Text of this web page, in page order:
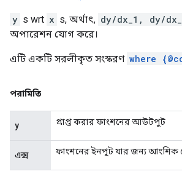
y s wrt x s, অর্থাৎ, dy/dx_1, dy/
অপারেশন যোগ করে।
এটি একটি সরলীকৃত সংস্করণ where
পরামিতি
y প্রাপ্ত করার ফাংশনের আউটপুট
এক্স ফাংশনের ইনপুট যার জন্য আংশিক